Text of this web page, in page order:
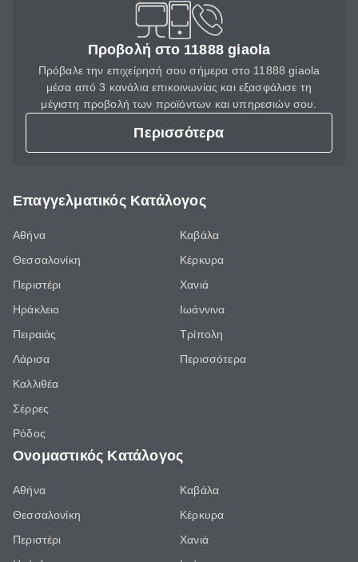
Προβολή στο 11888 giaola
Πρόβαλε την επιχείρησή σου σήμερα στο 11888 giaola
μέσα από 3 κανάλια επικοινωνίας και εξασφάλισε τη
μέγιστη προβολή των προϊόντων και υπηρεσιών σου.
Περισσότερα
Επαγγελματικός Κατάλογος
Αθήνα
Θεσσαλονίκη
Περιστέρι
Ηράκλειο
Πειραιάς
Λάρισα
Καλλιθέα
Σέρρες
Ρόδος
Καβάλα
Κέρκυρα
Χανιά
Ιωάννινα
Τρίπολη
Περισσότερα
Ονομαστικός Κατάλογος
Αθήνα
Θεσσαλονίκη
Περιστέρι
Καβάλα
Κέρκυρα
Χανιά